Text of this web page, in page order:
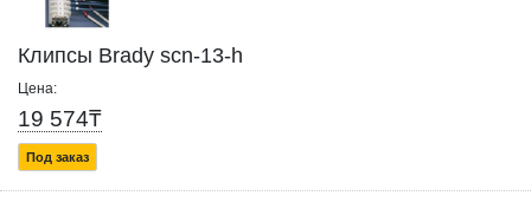
Клипсы Brady scn-13-h
Цена:
19 574₸
Под заказ